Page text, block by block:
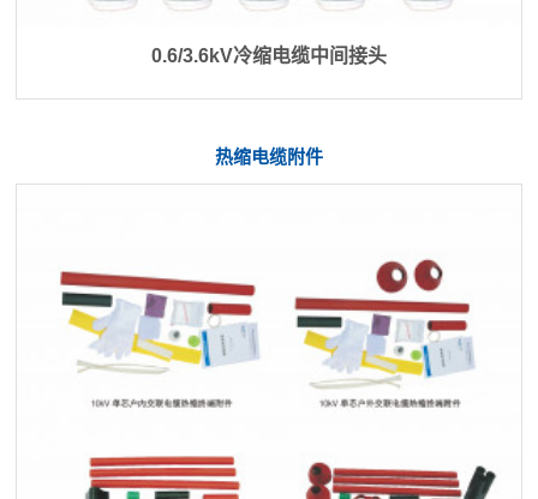
0.6/3.6kV冷缩电缆中间接头
热缩电缆附件